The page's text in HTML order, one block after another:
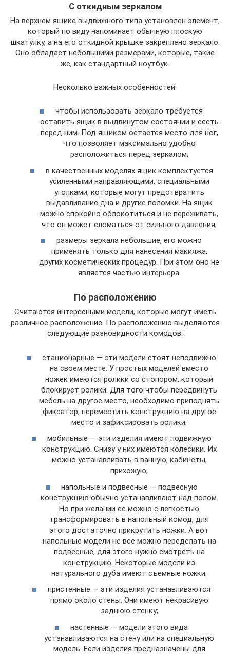
С откидным зеркалом
На верхнем ящике выдвижного типа установлен элемент,
который по виду напоминает обычную плоскую
шкатулку, а на его откидной крышке закреплено зеркало.
Оно обладает небольшими размерами, которые, такие
же, как стандартный ноутбук.
Несколько важных особенностей:
чтобы использовать зеркало требуется
оставить ящик в выдвинутом состоянии и сесть
перед ним. Под ящиком остается место для ног,
что позволяет максимально удобно
расположиться перед зеркалом;
в качественных моделях ящик комплектуется
усиленными направляющими, специальными
уголками, которые могут предотвратить
выдавливание дна и другие поломки. На ящик
можно спокойно облокотиться и не переживать,
что он может сломаться от сильного давления;
размеры зеркала небольшие, его можно
применять только для нанесения макияжа,
других косметических процедур. При этом оно не
является частью интерьера.
По расположению
Считаются интересными модели, которые могут иметь
различное расположение. По расположению выделяются
следующие разновидности комодов:
стационарные — эти модели стоят неподвижно
на своем месте. У простых моделей вместо
ножек имеются ролики со стопором, который
блокирует ролики. Для того чтобы передвинуть
мебель на другое место, необходимо приподнять
фиксатор, переместить конструкцию на другое
место и зафиксировать ролики;
мобильные — эти изделия имеют подвижную
конструкцию. Снизу у них имеются колесики. Их
можно устанавливать в ванную, кабинеты,
прихожую;
напольные и подвесные — подвесную
конструкцию обычно устанавливают над полом.
Но при желании ее можно с легкостью
трансформировать в напольный комод, для
этого достаточно прикрутить ножки. А вот
напольные модели не все можно переделать на
подвесные, для этого нужно смотреть на
конструкцию. Некоторые модели из
натурального дуба имеют съемные ножки;
пристенные — эти изделия устанавливаются
прямо около стены. Они имеют некрасивую
заднюю стенку;
настенные — модели этого вида
устанавливаются на стену или на специальную
модель. Если изделия предназначены для